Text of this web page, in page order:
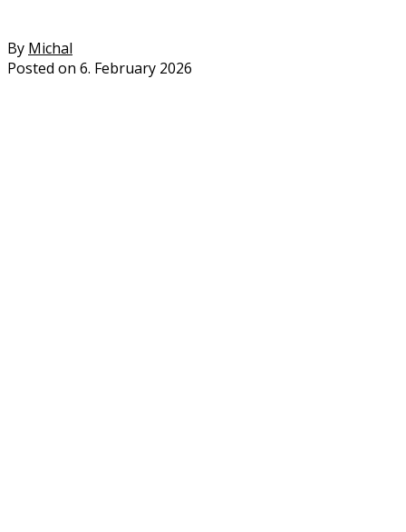
By Michal
Posted on 6. February 2026